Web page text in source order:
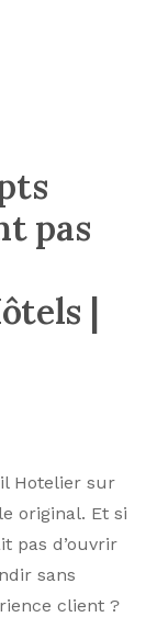
pas
|
Hotelier sur
original. Et si
pas d’ouvrir
sans
client ?